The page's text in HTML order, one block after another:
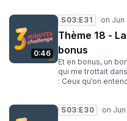
0:46
S03:E31
Thème 18 -
bonus
Et en bonus, un
qui me trottait
: Ceux qu’on
S03:E30